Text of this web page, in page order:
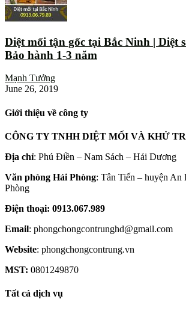
Diệt mối tận gốc tại Bắc Ninh | Diệt
Bảo hành 1-3 năm
Mạnh Tưởng
June 26, 2019
Giới thiệu về công ty
CÔNG TY TNHH DIỆT MỐI VÀ KHỬ
Địa chỉ: Phú Điền – Nam Sách – Hải Dương
Văn phòng Hải Phòng: Tân Tiến – huyện An
Phòng
Điện thoại: 0913.067.989
Email: phongchongcontrunghd@gmail.com
Website: phongchongcontrung.vn
MST: 0801249870
Tất cả dịch vụ